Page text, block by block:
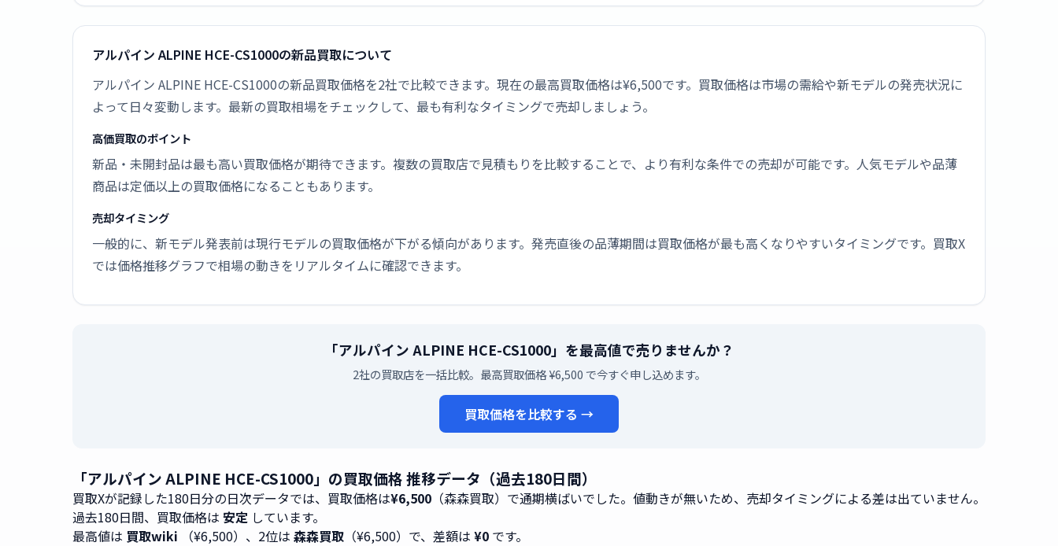
アルパイン ALPINE HCE-CS1000の新品買取について
アルパイン ALPINE HCE-CS1000の新品買取価格を2社で比較できます。現在の最高買取価格は¥6,500です。買取価格は市場の需給や新モデルの発売状況に
よって日々変動します。最新の買取相場をチェックして、最も有利なタイミングで売却しましょう。
高価買取のポイント
新品・未開封品は最も高い買取価格が期待できます。複数の買取店で見積もりを比較することで、より有利な条件での売却が可能です。人気モデルや品薄
商品は定価以上の買取価格になることもあります。
売却タイミング
一般的に、新モデル発表前は現行モデルの買取価格が下がる傾向があります。発売直後の品薄期間は買取価格が最も高くなりやすいタイミングです。買取X
では価格推移グラフで相場の動きをリアルタイムに確認できます。
「アルパイン ALPINE HCE-CS1000」を最高値で売りませんか？
2社の買取店を一括比較。最高買取価格 ¥6,500 で今すぐ申し込めます。
買取価格を比較する →
「アルパイン ALPINE HCE-CS1000」の買取価格 推移データ（過去180日間）
買取Xが記録した180日分の日次データでは、買取価格は¥6,500 （森森買取）で通期横ばいでした。値動きが無いため、売却タイミングによる差は出ていません。
過去180日間、買取価格は 安定 しています。
最高値は 買取wiki （¥6,500）、2位は 森森買取 （¥6,500）で、差額は ¥0 です。